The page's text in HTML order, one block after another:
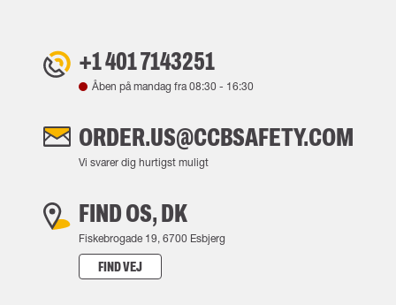
+1 401 7143251
Åben på mandag fra08:30- 16:30
ORDER.US@CCBSAFETY.COM
Vi svarer dig hurtigst muligt
FIND OS, DK
Fiskebrogade 19, 6700 Esbjerg
FIND VEJ